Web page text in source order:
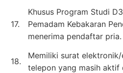
17.
Khusus Program Studi
Pemadam Kebakaran
menerima pendaftar pria.
18.
Memiliki surat
telepon yang masih aktif